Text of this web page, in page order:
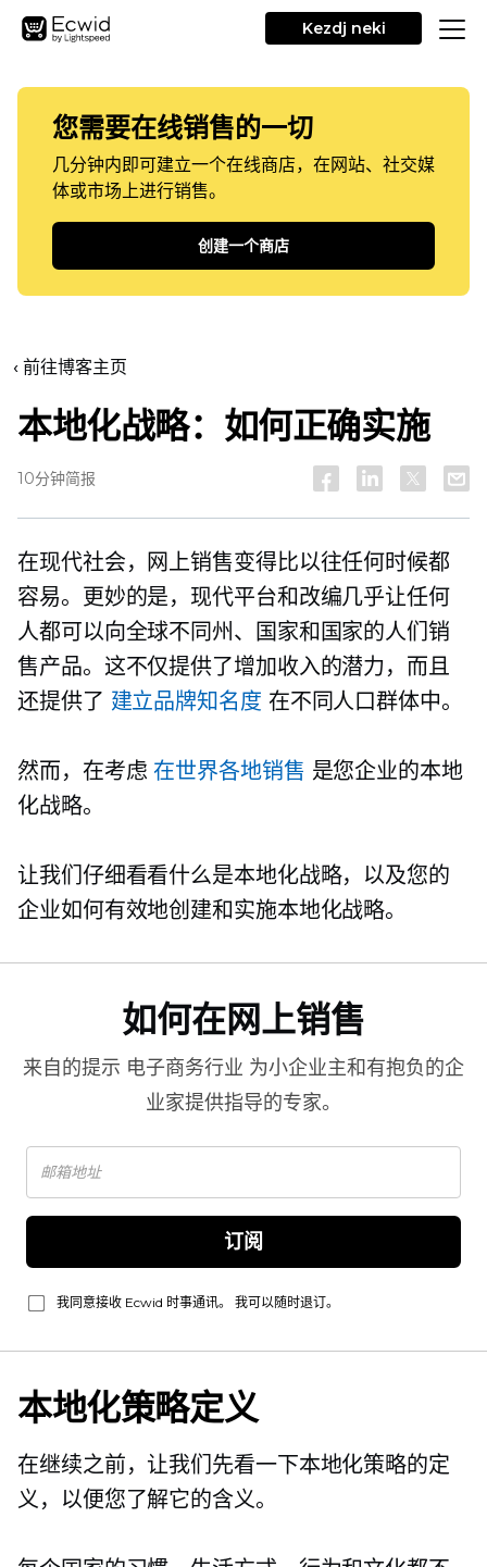
Kezdj neki
您需要在线销售的一切
几分钟内即可建立一个在线商店，在网站、社交媒
体或市场上进行销售。
创建一个商店
‹ 前往博客主页
本地化战略：如何正确实施
10分钟简报
在现代社会，网上销售变得比以往任何时候都
容易。更妙的是，现代平台和改编几乎让任何
人都可以向全球不同州、国家和国家的人们销
售产品。这不仅提供了增加收入的潜力，而且
还提供了 建立品牌知名度 在不同人口群体中。
然而，在考虑 在世界各地销售 是您企业的本地
化战略。
让我们仔细看看什么是本地化战略，以及您的
企业如何有效地创建和实施本地化战略。
如何在网上销售
来自的提示 电子商务行业 为小企业主和有抱负的企
业家提供指导的专家。
订阅
我同意接收 Ecwid 时事通讯。 我可以随时退订。
本地化策略定义
在继续之前，让我们先看一下本地化策略的定
义，以便您了解它的含义。